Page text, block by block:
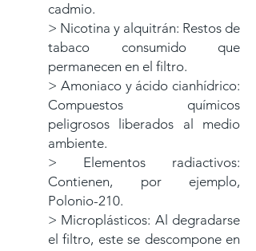
cadmio.
> Nicotina y alquitrán: Restos de
tabaco consumido que
permanecen en el filtro.
> Amoniaco y ácido cianhídrico:
Compuestos químicos
peligrosos liberados al medio
ambiente.
> Elementos radiactivos:
Contienen, por ejemplo,
Polonio-210.
> Microplásticos: Al degradarse
el filtro, este se descompone en